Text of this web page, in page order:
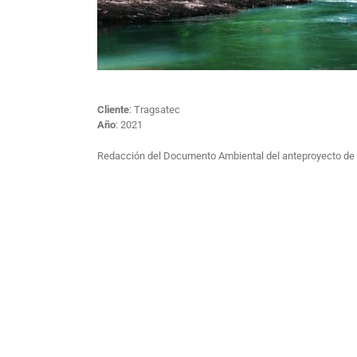
Cliente: Tragsatec
Año: 2021
Redacción del Documento Ambiental del anteproyecto